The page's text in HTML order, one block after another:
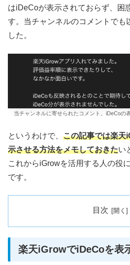
はiDeCoが表示されておらず、困
す。当チャンネルのコメントでも
した。
当チャンネルに寄せられたコメント。iDeCoの
というわけで、 この記事では楽天
示させる方法をメモしておきたい
これからiGrowを活用する人の役
です。
目次
楽天iGrowでiDeCoを表